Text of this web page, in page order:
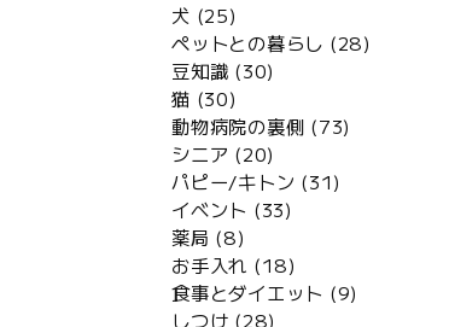
犬 (25)
ペットとの暮らし (28)
豆知識 (30)
猫 (30)
動物病院の裏側 (73)
シニア (20)
パピー/キトン (31)
イベント (33)
薬局 (8)
お手入れ (18)
食事とダイエット (9)
しつけ (28)